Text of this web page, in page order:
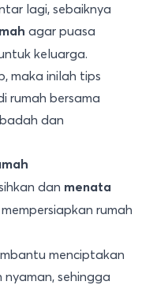
lagi, sebaiknya
agar puasa
keluarga.
maka inilah tips
rumah bersama
dan
dan menata
rumah
menciptakan
sehingga